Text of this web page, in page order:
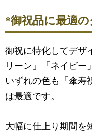
*御祝品に最適
御祝に特化してデザ
リーン」「ネイビー
いずれの色も「傘寿
は最適です。
大幅に仕上り期間を